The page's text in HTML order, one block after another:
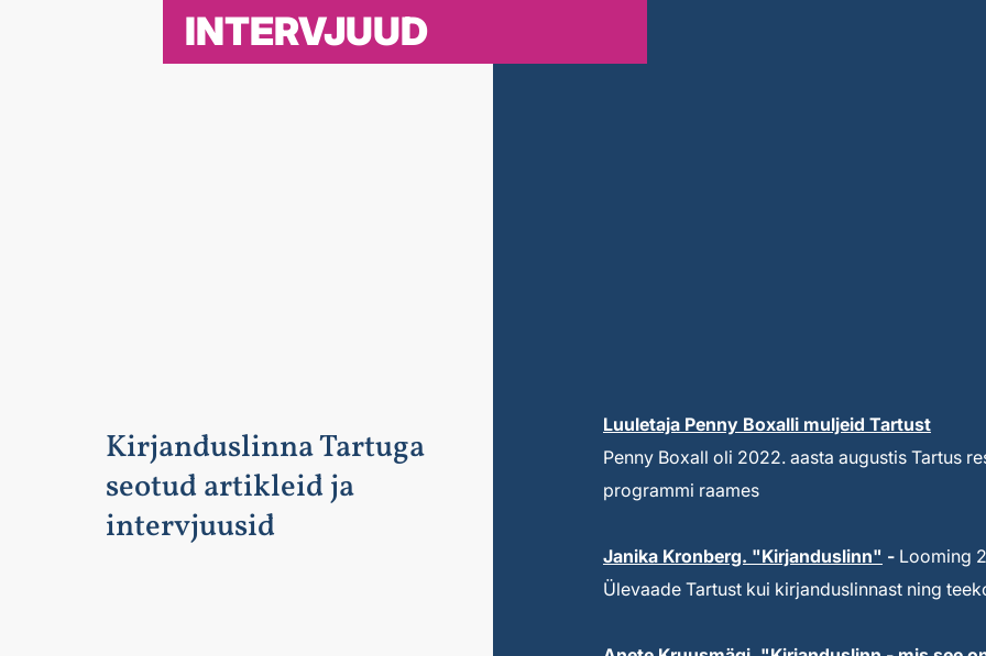
INTERVJUUD
Kirjanduslinna Tartuga
seotud artikleid ja
intervjuusid
Luuletaja Penny Boxalli muljeid Tartust
Penny Boxall oli 2022. aasta augustis Tartus
programmi raames
Janika Kronberg. "Kirjanduslinn" -Looming
Ülevaade Tartust kui kirjanduslinnast ning